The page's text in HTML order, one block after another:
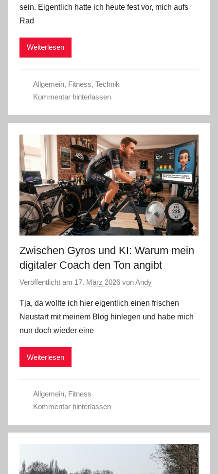
sein. Eigentlich hatte ich heute fest vor, mich aufs
Rad
Weiterlesen
Allgemein, Fitness, Technik
Kommentar hinterlassen
Zwischen Gyros und KI: Warum mein
digitaler Coach den Ton angibt
Veröffentlicht am 17. März 2026 vonAndy
Tja, da wollte ich hier eigentlich einen frischen
Neustart mit meinem Blog hinlegen und habe mich
nun doch wieder eine
Weiterlesen
Allgemein, Fitness
Kommentar hinterlassen